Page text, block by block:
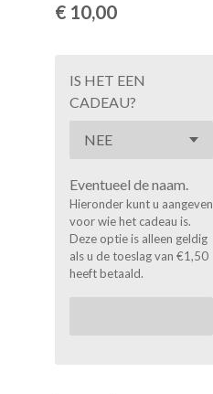
€ 10,00
IS HET EEN
CADEAU?
Eventueel de naam.
Hieronder kunt u aangeven
voor wie het cadeau is.
Deze optie is alleen geldig
als u de toeslag van €1,50
heeft betaald.